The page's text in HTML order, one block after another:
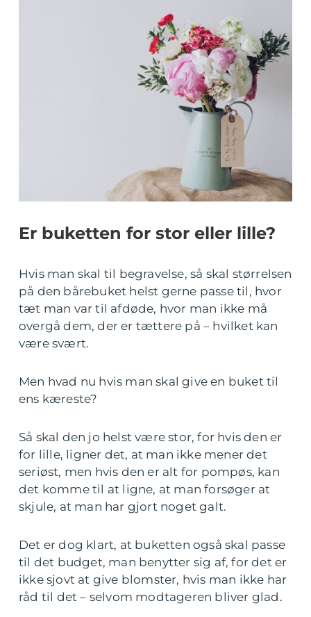
Er buketten for stor eller lille?
Hvis man skal til begravelse, så skal størrelsen
på den bårebuket helst gerne passe til, hvor
tæt man var til afdøde, hvor man ikke må
overgå dem, der er tættere på – hvilket kan
være svært.
Men hvad nu hvis man skal give en buket til
ens kæreste?
Så skal den jo helst være stor, for hvis den er
for lille, ligner det, at man ikke mener det
seriøst, men hvis den er alt for pompøs, kan
det komme til at ligne, at man forsøger at
skjule, at man har gjort noget galt.
Det er dog klart, at buketten også skal passe
til det budget, man benytter sig af, for det er
ikke sjovt at give blomster, hvis man ikke har
råd til det – selvom modtageren bliver glad.